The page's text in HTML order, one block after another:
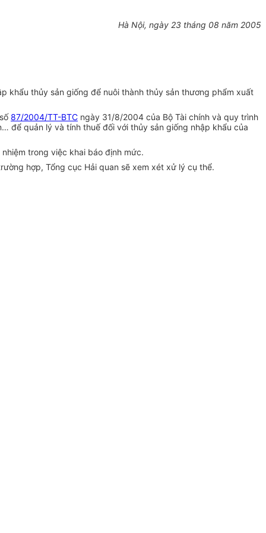
Hà Nội, ngày 23 tháng 08 năm 2005
khẩu thủy sản giống để nuôi thành thủy sản thương phẩm xuất
87/2004/TT-BTC ngày 31/8/2004 của Bộ Tài chính và quy trình
để quản lý và tính thuế đối với thủy sản giống nhập khẩu của
trong việc khai báo định mức.
hợp, Tổng cục Hải quan sẽ xem xét xử lý cụ thể.